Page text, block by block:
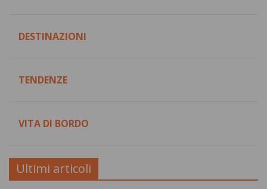
DESTINAZIONI
TENDENZE
VITA DI BORDO
Ultimi articoli